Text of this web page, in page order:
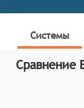
процессов
налоговой
Классификатор
определяет
для систем.
категорию
Системы
Сравнение